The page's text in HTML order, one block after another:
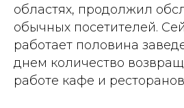
областях, продолжил
обычных посетителей.
работает половина
днем количество
работе кафе и